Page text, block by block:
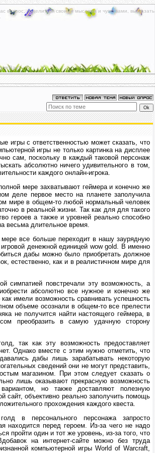
поделиться своими мыслями и чувствами, высказать
Вас!
игры с ответственностью может сказать, что
игры не только картинка на дисплее
сам, поскольку в каждый таковой персонаж
абсолютно ничего удивительного в том,
каждого онлайн-игрока.
мере захватывают геймера и конечно же
деле первое место на планете заполучила
мире в общем-то любой нормальный человек
в реальной жизни. Так как для для такого
героев а также и уровней реально способно
весьма длительное время.
все больше переходит в нашу заурядную
денежной единицей wow gold. В именно
дабы можно было приобретать должное
естественно, как и в реалистичном мире для
симпатией повстречали эту возможность, а
абсолютно все нужное и конечно же
имели возможность сравнивать успешность
объеме осознали в общем-то все прелести
не получится найти настоящего геймера, в
преобразить в самую удачную сторону
так как эту возможность предоставляет
Однако вместе с этим нужно отметить, что
дабы лишь зарабатывать некоторую
сведений они не могут представить,
магазином. При этом следует сказать о
лишь оказывают прекрасную возможность
но также доставляют полезную
сайт, объективно реально заполучить помощь
прохождения каждого квеста.
в персонального персонажа запросто
находится перед героем. Из-за чего не надо
пройти один и тот же уровень, из-за того, что
на интернет-сайте можно без труда
компьютерной игры World of Warcraft,